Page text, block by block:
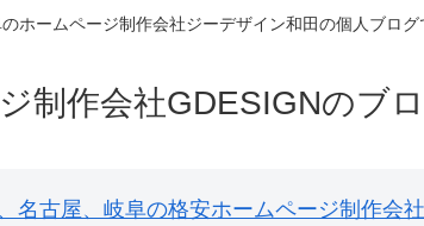
ホームページ制作会社ジーデザイン和田の個人ブログ
制作会社GDESIGNのブ
名古屋、岐阜の格安ホームページ制作会